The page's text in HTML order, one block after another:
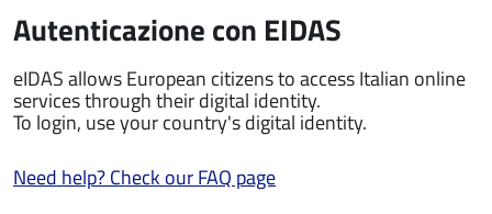
Autenticazione con EIDAS
eIDAS allows European citizens to access Italian online
services through their digital identity.
To login, use your country's digital identity.
Need help? Check our FAQ page